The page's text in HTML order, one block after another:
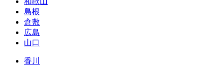
島根
倉敷
広島
山口
香川